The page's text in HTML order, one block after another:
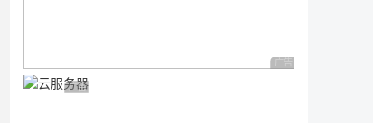
广告 商业广告，理性
广告 商业广告，理性选择